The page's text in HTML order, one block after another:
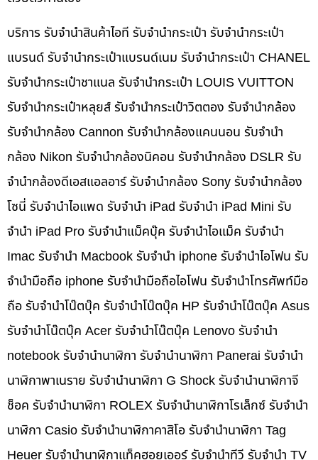
บริการ รับจำนำสินค้าไอที รับจำนำกระเป๋า รับจำนำกระเป๋า
แบรนด์ รับจำนำกระเป๋าแบรนด์เนม รับจำนำกระเป๋า CHANEL
รับจำนำกระเป๋าชาแนล รับจำนำกระเป๋า LOUIS VUITTON
รับจำนำกระเป๋าหลุยส์ รับจำนำกระเป๋าวิตตอง รับจำนำกล้อง
รับจำนำกล้อง Cannon รับจำนำกล้องแคนนอน รับจำนำ
กล้อง Nikon รับจำนำกล้องนิคอน รับจำนำกล้อง DSLR รับ
จำนำกล้องดีเอสแอลอาร์ รับจำนำกล้อง Sony รับจำนำกล้อง
โซนี่ รับจำนำไอแพด รับจำนำ iPad รับจำนำ iPad Mini รับ
จำนำ iPad Pro รับจำนำแม็คบุ๊ค รับจำนำไอแม็ค รับจำนำ
Imac รับจำนำ Macbook รับจำนำ iphone รับจำนำไอโฟน รับ
จำนำมือถือ iphone รับจำนำมือถือไอโฟน รับจำนำโทรศัพท์มือ
ถือ รับจำนำโน๊ตบุ๊ค รับจำนำโน๊ตบุ๊ค HP รับจำนำโน๊ตบุ๊ค Asus
รับจำนำโน๊ตบุ๊ค Acer รับจำนำโน๊ตบุ๊ค Lenovo รับจำนำ
notebook รับจำนำนาฬิกา รับจำนำนาฬิกา Panerai รับจำนำ
นาฬิกาพาเนราย รับจำนำนาฬิกา G Shock รับจำนำนาฬิกาจี
ช็อค รับจำนำนาฬิกา ROLEX รับจำนำนาฬิกาโรเล็กซ์ รับจำนำ
นาฬิกา Casio รับจำนำนาฬิกาคาสิโอ รับจำนำนาฬิกา Tag
Heuer รับจำนำนาฬิกาแท็คฮอยเออร์ รับจำนำทีวี รับจำนำ TV